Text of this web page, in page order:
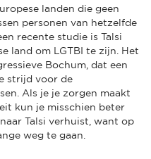
landen die geen
personen van hetzelfde
recente studie is Talsi
land om LGTBI te zijn. Het
Bochum, dat een
strijd voor de
Als je je zorgen maakt
kun je misschien beter
Talsi verhuist, want op
weg te gaan.